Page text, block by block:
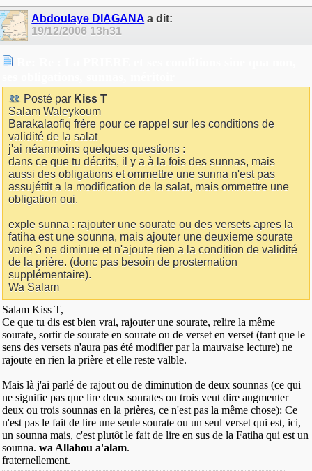
Abdoulaye DIAGANA a dit:
19/12/2006 13h31
Posté par Kiss T
Salam Waleykoum
Barakalaofiq frère pour ce rappel sur les conditions de
validité de la salat
j'ai néanmoins quelques questions :
dans ce que tu décrits, il y a à la fois des sunnas, mais
aussi des obligations et ommettre une sunna n'est pas
assujéttit a la modification de la salat, mais ommettre une
obligation oui.
exple sunna : rajouter une sourate ou des versets apres la
fatiha est une sounna, mais ajouter une deuxieme sourate
voire 3 ne diminue et n'ajoute rien a la condition de validité
de la prière. (donc pas besoin de prosternation
supplémentaire).
Wa Salam
Salam Kiss T,
Ce que tu dis est bien vrai, rajouter une sourate, relire la même
sourate, sortir de sourate en sourate ou de verset en verset (tant que le
sens des versets n'aura pas été modifier par la mauvaise lecture) ne
rajoute en rien la prière et elle reste valble.
Mais là j'ai parlé de rajout ou de diminution de deux sounnas (ce qui
ne signifie pas que lire deux sourates ou trois veut dire augmenter
deux ou trois sounnas en la prières, ce n'est pas la même chose): Ce
n'est pas le fait de lire une seule sourate ou un seul verset qui est, ici,
un sounna mais, c'est plutôt le fait de lire en sus de la Fatiha qui est un
sounna. wa Allahou a'alam.
fraternellement.